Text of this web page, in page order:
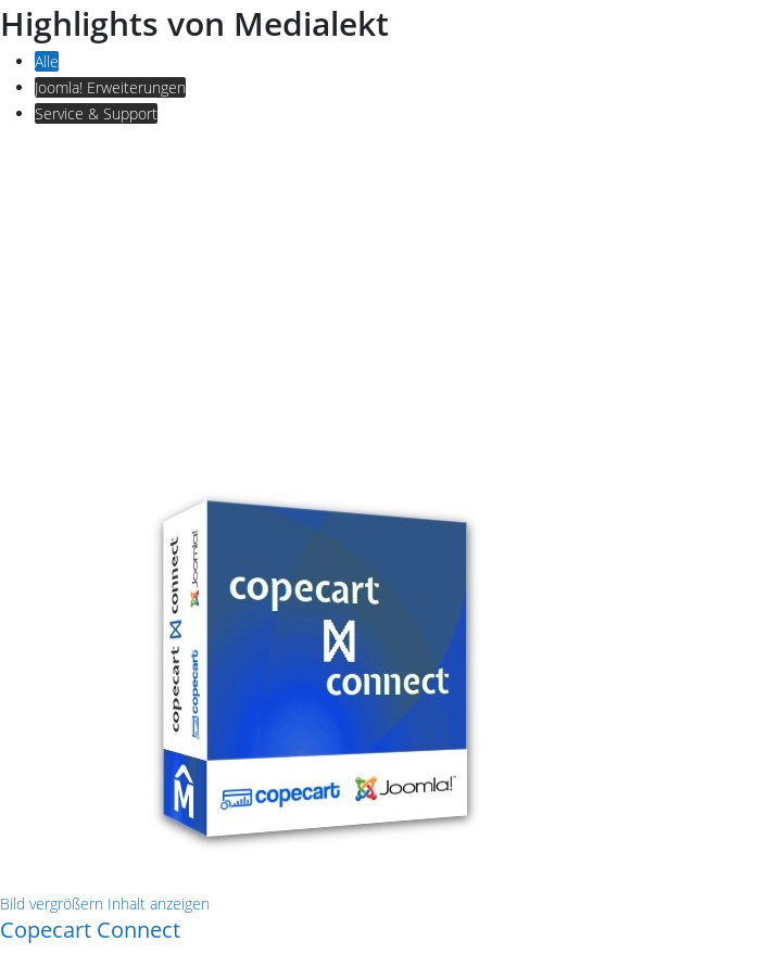
Highlights von Medialekt
Alle
Joomla! Erweiterungen
Service & Support
Bild vergrößern Inhalt anzeigen
Copecart Connect